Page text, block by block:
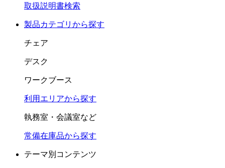
取扱説明書検索
製品カテゴリから探す
チェア
デスク
ワークブース
利用エリアから探す
執務室・会議室など
常備在庫品から探す
テーマ別コンテンツ